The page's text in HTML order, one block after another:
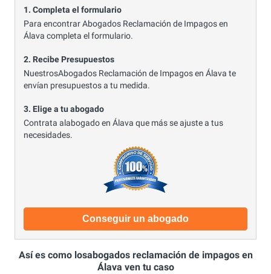
1. Completa el formulario
Para encontrar Abogados Reclamación de Impagos en
Álava completa el formulario.
2. Recibe Presupuestos
NuestrosAbogados Reclamación de Impagos en Álava te
envían presupuestos a tu medida.
3. Elige a tu abogado
Contrata alabogado en Álava que más se ajuste a tus
necesidades.
Conseguir un abogado
Así es como losabogados reclamación de impagos en
Álava ven tu caso